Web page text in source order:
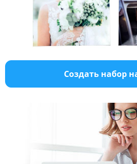
Создать набор